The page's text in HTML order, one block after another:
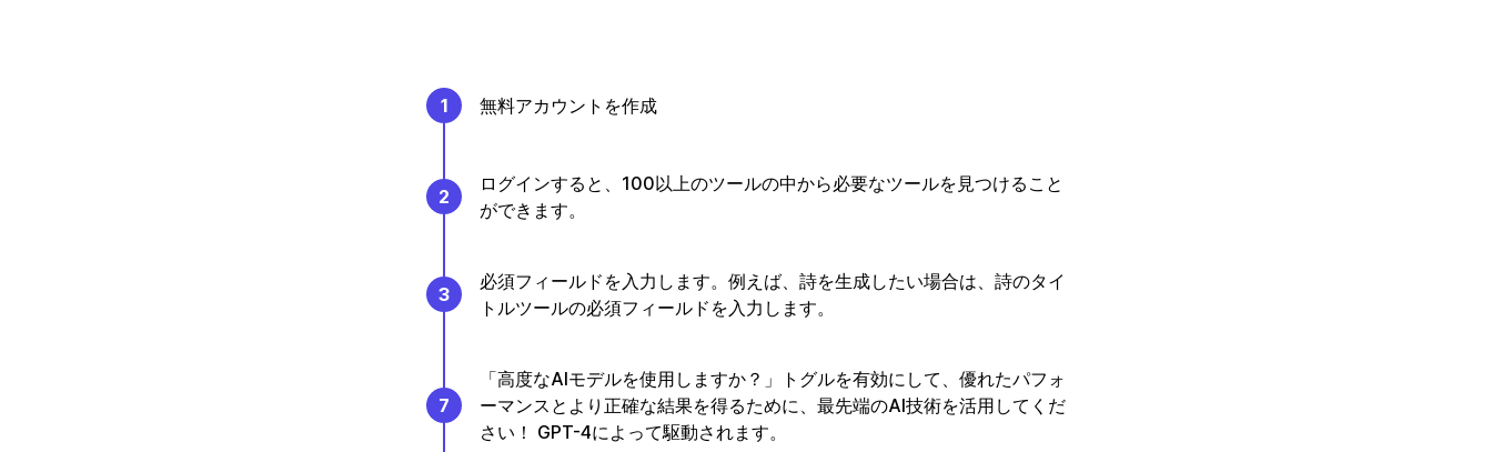
1 無料アカウントを作成
2
ログインすると、100以上のツールの中から必要なツールを見つけること
ができます。
3
必須フィールドを入力します。例えば、詩を生成したい場合は、詩のタイ
トルツールの必須フィールドを入力します。
7
「高度なAIモデルを使用しますか？」トグルを有効にして、優れたパフォ
ーマンスとより正確な結果を得るために、最先端のAI技術を活用してくだ
さい！ GPT-4によって駆動されます。